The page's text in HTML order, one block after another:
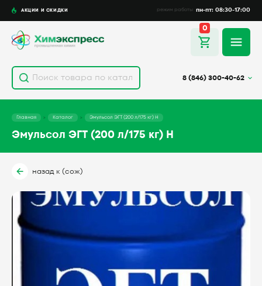
АКЦИИ И СКИДКИ режим работы пн-пт: 08:30-17:00
8 (846) 300-40-62
0
Главная Каталог Эмульсол ЭГТ (200 л/175 кг) Н
Эмульсол ЭГТ (200 л/175 кг) Н
назад к (сож)